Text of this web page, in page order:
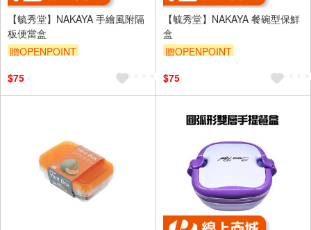
【毓秀堂】NAKAYA 手繪風附隔
板便當盒
贈OPENPOINT
$75
【毓秀堂】NAKAYA 餐碗型保鮮
盒
贈OPENPOINT
$75